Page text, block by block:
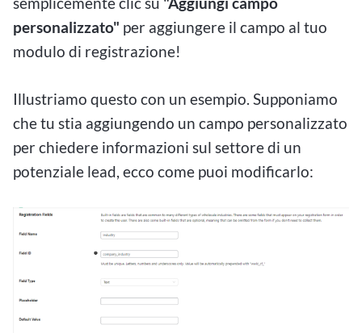
personalizzato" per aggiungere il campo al tuo
modulo di registrazione!
Illustriamo questo con un esempio. Supponiamo
che tu stia aggiungendo un campo personalizzato
per chiedere informazioni sul settore di un
potenziale lead, ecco come puoi modificarlo: